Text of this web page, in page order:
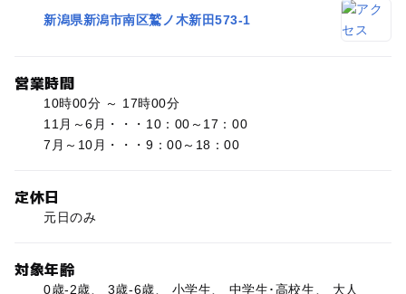
新潟県新潟市南区鷲ノ木新田573-1
営業時間
10時00分 ～ 17時00分
11月～6月・・・10：00～17：00
7月～10月・・・9：00～18：00
定休日
元日のみ
対象年齢
0歳-2歳、 3歳-6歳、 小学生、 中学生･高校生、 大人